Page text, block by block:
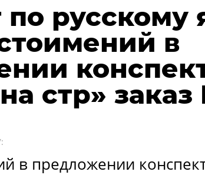
по русскому
в
стр»
в предложении